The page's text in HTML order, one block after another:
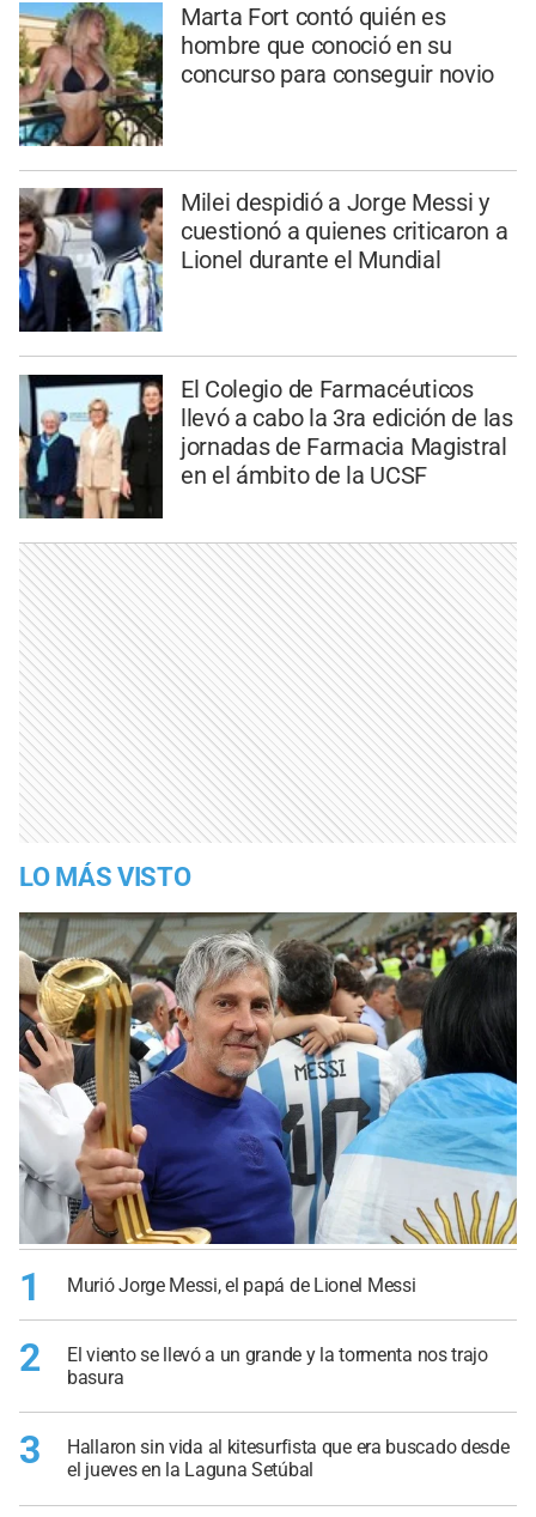
Marta Fort contó quién es
hombre que conoció en su
concurso para conseguir novio
Milei despidió a Jorge Messi y
cuestionó a quienes criticaron a
Lionel durante el Mundial
El Colegio de Farmacéuticos
llevó a cabo la 3ra edición de las
jornadas de Farmacia Magistral
en el ámbito de la UCSF
LO MÁS VISTO
1 Murió Jorge Messi, el papá de Lionel Messi
2
El viento se llevó a un grande y la tormenta nos trajo
basura
3
Hallaron sin vida al kitesurfista que era buscado desde
el jueves en la Laguna Setúbal